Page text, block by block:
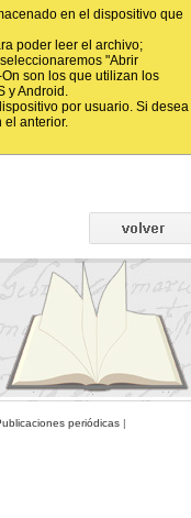
en el dispositivo que
poder leer el archivo;
"Abrir
son los que utilizan los
y Android.
por usuario. Si desea
anterior.
periódicas |